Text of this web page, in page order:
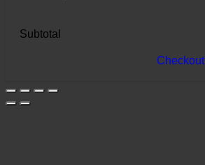
Subtotal
Checkout